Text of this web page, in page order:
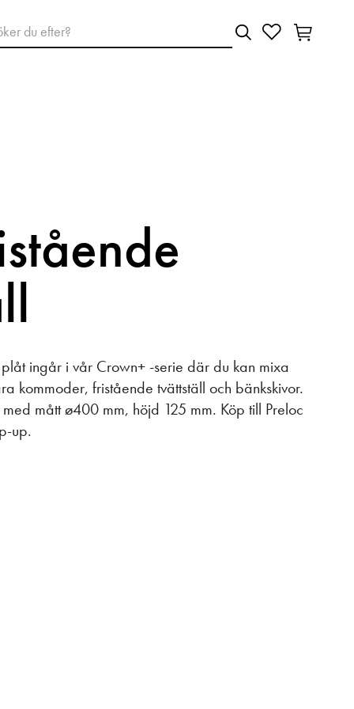
ingår i vår Crown+ -serie där du kan mixa
kommoder, fristående tvättställ och bänkskivor.
mått ø400 mm, höjd 125 mm. Köp till Preloc
up.